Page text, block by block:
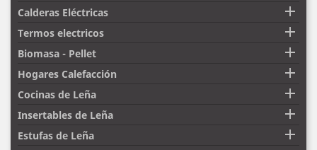
Calderas Eléctricas 
Termos electricos 
Biomasa - Pellet 
Hogares Calefacción 
Cocinas de Leña 
Insertables de Leña 
Estufas de Leña 